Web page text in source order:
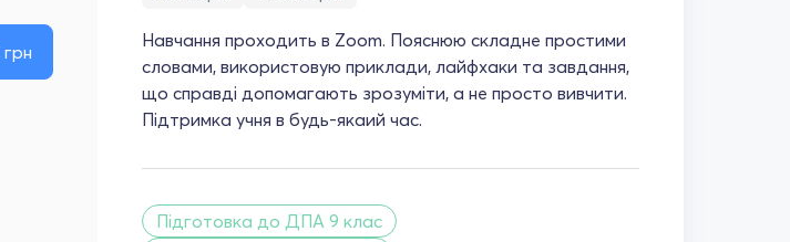
грн
Навчання проходить в Zoom. Пояснюю складне простими
словами, використовую приклади, лайфхаки та завдання,
що справді допомагають зрозуміти, а не просто вивчити.
Підтримка учня в будь-якаий час.
Підготовка до ДПА 9 клас